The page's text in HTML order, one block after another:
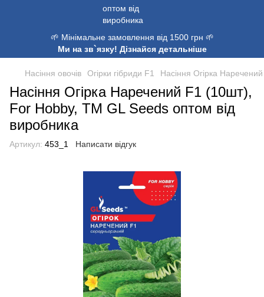
🌱 Мінімальне замовлення від 1500 грн 🌱
Ми на зв`язку! Дізнайся детальніше
Насіння овочів Огірки гібриди F1 Насіння Огiрка
Насіння Огiрка Наречений F1 (10шт),
For Hobby, TM GL Seeds оптом від
виробника
Артикул: 453_1 Написати відгук